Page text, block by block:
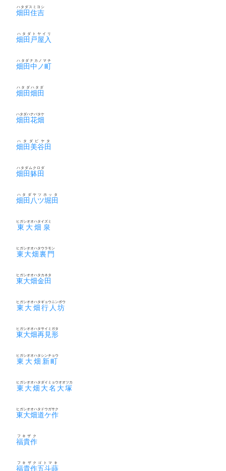
畑田住吉
ハタダスミヨシ
畑田戸屋入
ハタダトヤイリ
畑田中ノ町
ハタダナカノマチ
畑田畑田
ハタダハタダ
畑田花畑
ハタダハナバタケ
畑田美谷田
ハタダビヤタ
畑田躰田
ハタダムクロダ
畑田八ツ堀田
ハタダヤツホッタ
東大畑泉
ヒガシオオハタイズミ
東大畑裏門
ヒガシオオハタウラモン
東大畑金田
ヒガシオオハタカネタ
東大畑行人坊
ヒガシオオハタギョウニンボウ
東大畑再見形
ヒガシオオハタサイミガタ
東大畑新町
ヒガシオオハタシンチョウ
東大畑大名大塚
ヒガシオオハタダイミョウオオツカ
東大畑道ケ作
ヒガシオオハタドウガサク
福貴作
フキザク
福貴作五斗蒔
フキザクゴトマキ